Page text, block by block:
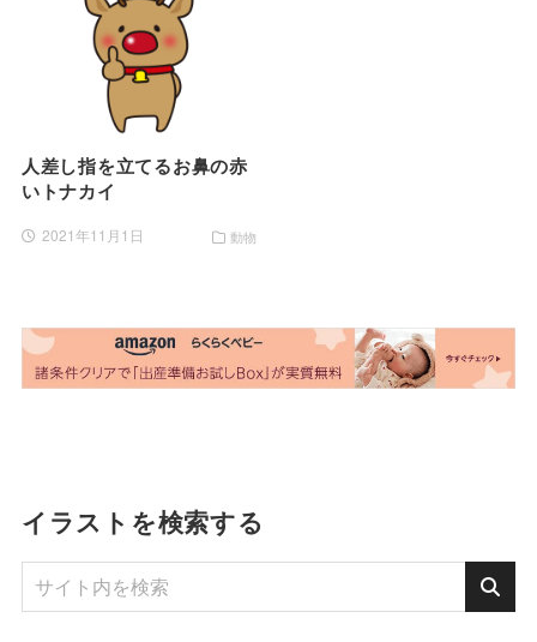
人差し指を立てるお鼻の赤
いトナカイ
2021年11月1日 動物
イラストを検索する